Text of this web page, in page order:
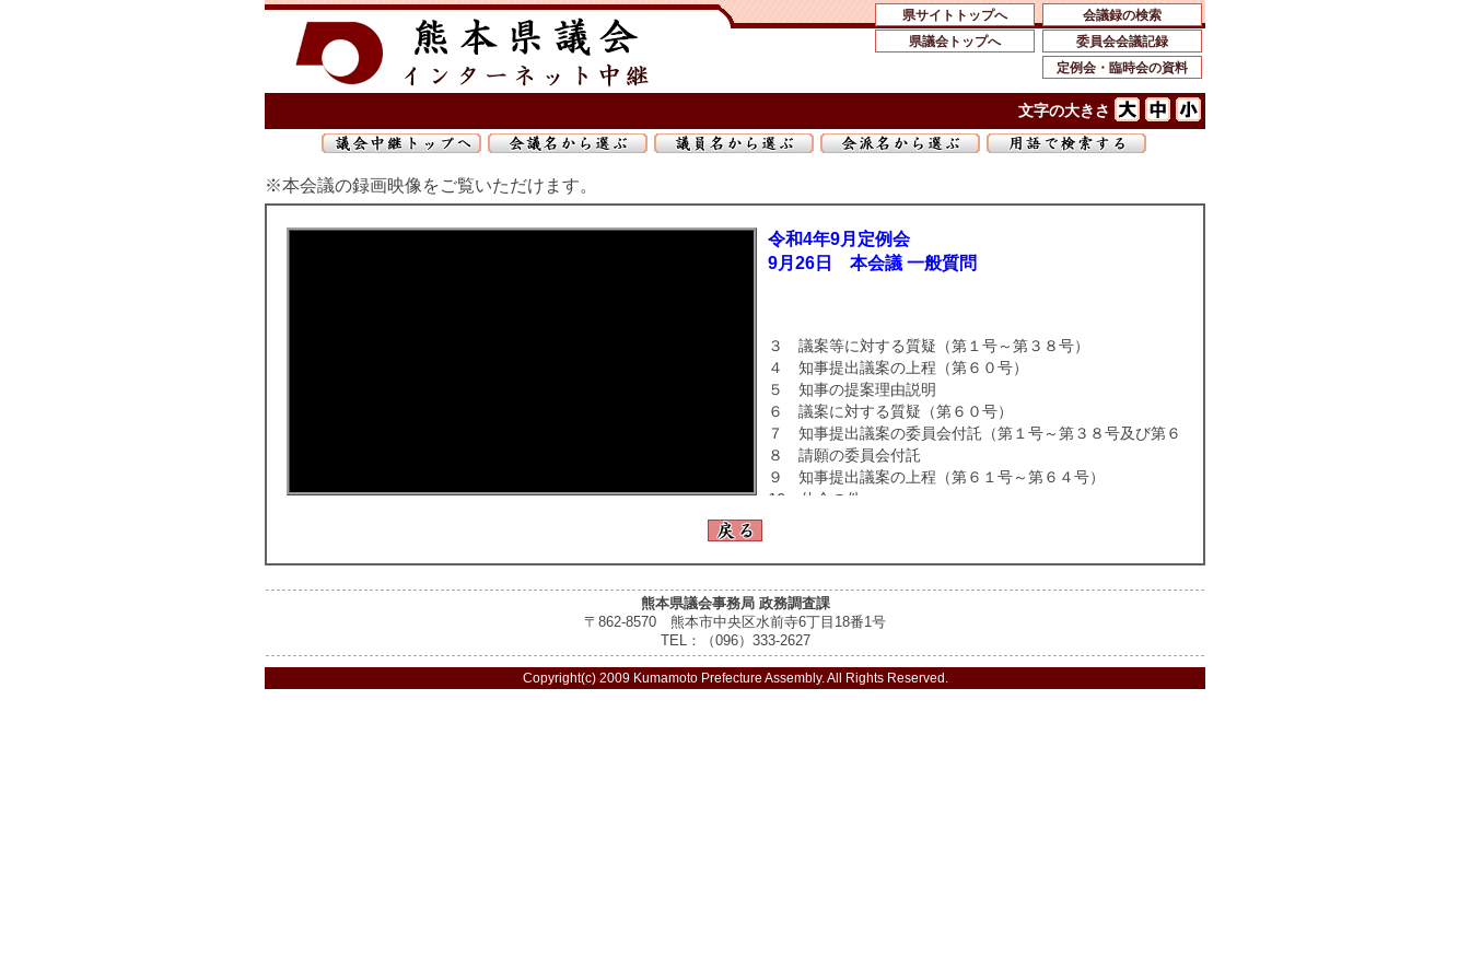
県サイトトップへ
県議会トップへ
会議録の検索
委員会会議記録
定例会・臨時会の資料
文字の大きさ
※本会議の録画映像をご覧いただけます。
令和4年9月定例会
9月26日 本会議 一般質問
３ 議案等に対する質疑（第１号～第３８号）
４ 知事提出議案の上程（第６０号）
５ 知事の提案理由説明
６ 議案に対する質疑（第６０号）
７ 知事提出議案の委員会付託（第１号～第３８号及び第６０号）
８ 請願の委員会付託
９ 知事提出議案の上程（第６１号～第６４号）
10 休会の件
熊本県議会事務局 政務調査課
〒862-8570 熊本市中央区水前寺6丁目18番1号
TEL：（096）333-2627
Copyright(c) 2009 Kumamoto Prefecture Assembly. All Rights Reserved.